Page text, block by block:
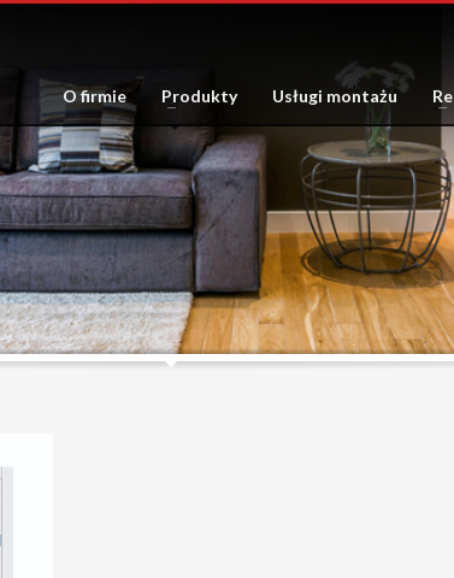
O firmie Produkty Usługi montażu